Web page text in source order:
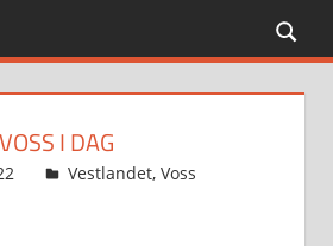
I DAG
Svein
Vestlandet, Voss